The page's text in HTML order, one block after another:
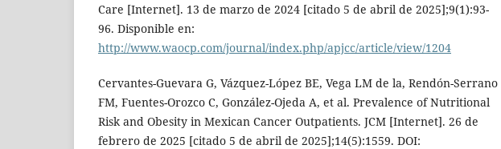
Care [Internet]. 13 de marzo de 2024 [citado 5 de abril de 2025];9(1):93-
96. Disponible en:
http://www.waocp.com/journal/index.php/apjcc/article/view/1204
Cervantes-Guevara G, Vázquez-López BE, Vega LM de la, Rendón-Serrano
FM, Fuentes-Orozco C, González-Ojeda A, et al. Prevalence of Nutritional
Risk and Obesity in Mexican Cancer Outpatients. JCM [Internet]. 26 de
febrero de 2025 [citado 5 de abril de 2025];14(5):1559. DOI: